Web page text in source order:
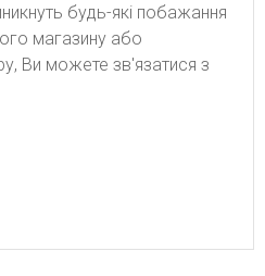
будь-які побажання
магазину або
Ви можете зв'язатися з